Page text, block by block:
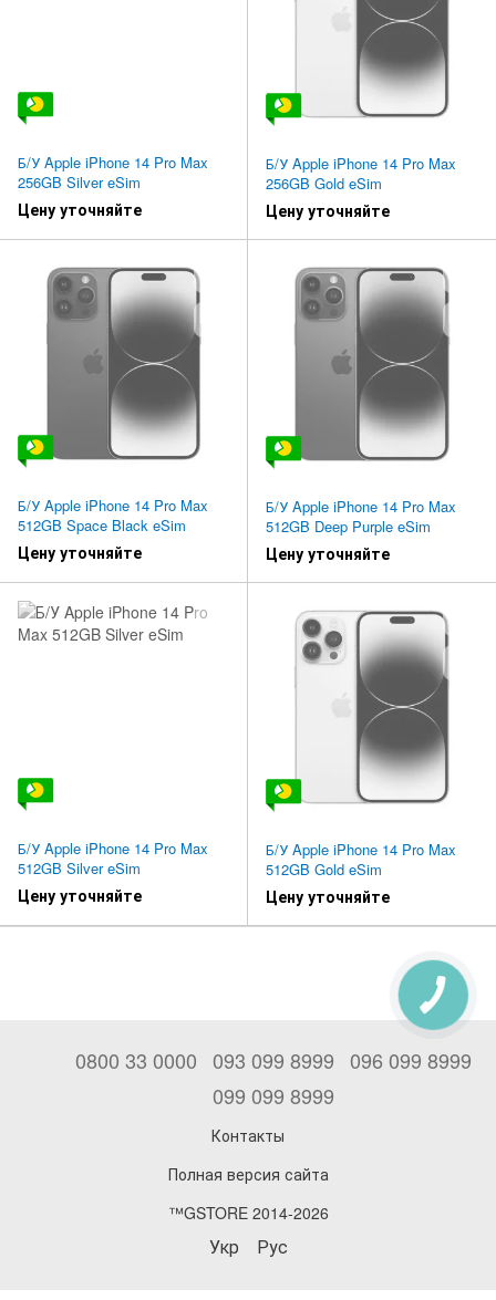
Б/У Apple iPhone 14 Pro Max
256GB Silver eSim
Цену уточняйте
Б/У Apple iPhone 14 Pro Max
256GB Gold eSim
Цену уточняйте
Б/У Apple iPhone 14 Pro Max
512GB Space Black eSim
Цену уточняйте
Б/У Apple iPhone 14 Pro Max
512GB Deep Purple eSim
Цену уточняйте
Б/У Apple iPhone 14 Pro Max
512GB Silver eSim
Цену уточняйте
Б/У Apple iPhone 14 Pro Max
512GB Gold eSim
Цену уточняйте
0800 33 0000 093 099 8999 096 099 8999
099 099 8999
Контакты
Полная версия сайта
™GSTORE 2014-2026
Укр Рус